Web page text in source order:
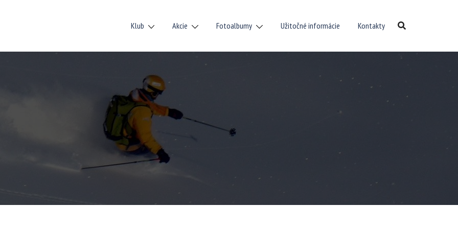
Klub Akcie Fotoalbumy Užitočné informácie Kontakty